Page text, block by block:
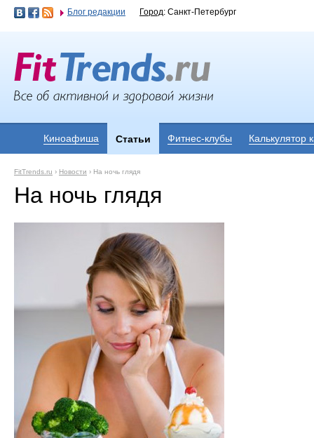
Блог редакции Город: Санкт-Петербург
Киноафиша Статьи Фитнес-клубы Калькулятор
FitTrends.ru › Новости › На ночь глядя
На ночь глядя